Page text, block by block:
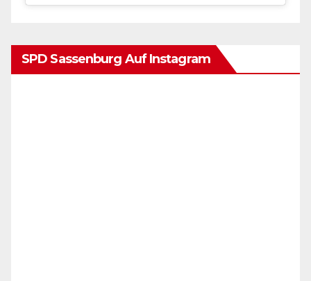
SPD Sassenburg Auf Instagram